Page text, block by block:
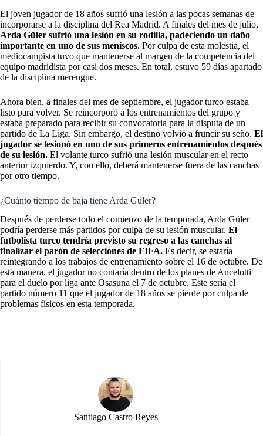
El joven jugador de 18 años sufrió una lesión a las pocas semanas de
incorporarse a la disciplina del Rea Madrid. A finales del mes de julio,
Arda Güler sufrió una lesión en su rodilla, padeciendo un daño
importante en uno de sus meniscos. Por culpa de esta molestia, el
mediocampista tuvo que mantenerse al margen de la competencia del
equipo madridista por casi dos meses. En total, estuvo 59 días apartado
de la disciplina merengue.
Ahora bien, a finales del mes de septiembre, el jugador turco estaba
listo para volver. Se reincorporó a los entrenamientos del grupo y
estaba preparado para recibir su convocatoria para la disputa de un
partido de La Liga. Sin embargo, el destino volvió a fruncir su seño. El
jugador se lesionó en uno de sus primeros entrenamientos después
de su lesión. El volante turco sufrió una lesión muscular en el recto
anterior izquierdo. Y, con ello, deberá mantenerse fuera de las canchas
por otro tiempo.
¿Cuánto tiempo de baja tiene Arda Güler?
Después de perderse todo el comienzo de la temporada, Arda Güler
podría perderse más partidos por culpa de su lesión muscular. El
futbolista turco tendría previsto su regreso a las canchas al
finalizar el parón de selecciones de FIFA. Es decir, se estaría
reintegrando a los trabajos de entrenamiento sobre el 16 de octubre. De
esta manera, el jugador no contaría dentro de los planes de Ancelotti
para el duelo por liga ante Osasuna el 7 de octubre. Este sería el
partido número 11 que el jugador de 18 años se pierde por culpa de
problemas físicos en esta temporada.
Santiago Castro Reyes